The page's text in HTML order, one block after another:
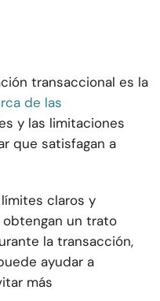
transaccional es la
de las
y las limitaciones
que satisfagan a
claros y
un trato
la transacción,
ayudar a
más